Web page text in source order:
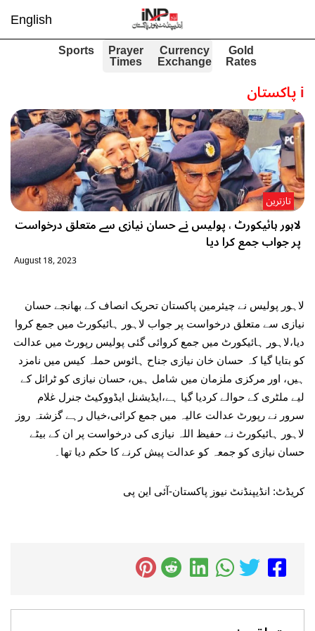
English
Gold
Rates
Currency
Exchange
Prayer
Times
Sports
iپاکستان
لاہور ہائیکورٹ ، پولیس نے حسان نیازی سے متعلق درخواست
پر جواب جمع کرا دیا
تازترین
August 18, 2023
لاہور پولیس نے چیئرمین پاکستان تحریک انصاف کے بھانجے حسان
نیازی سے متعلق درخواست پر جواب لاہور ہائیکورٹ میں جمع کروا
دیا،لاہور ہائیکورٹ میں جمع کروائی گئی پولیس رپورٹ میں عدالت
کو بتایا گیا کہ حسان خان نیازی جناح ہائوس حملہ کیس میں نامزد
ہیں، اور مرکزی ملزمان میں شامل ہیں، حسان نیازی کو ٹرائل کے
لیے ملٹری کے حوالے کردیا گیا ہے،ایڈیشنل ایڈووکیٹ جنرل غلام
سرور نے رپورٹ عدالت عالیہ میں جمع کرائی،خیال رہے گزشتہ روز
لاہور ہائیکورٹ نے حفیظ اللہ نیازی کی درخواست پر ان کے بیٹے
حسان نیازی کو جمعہ کو عدالت پیش کرنے کا حکم دیا تھا۔
کریڈٹ: انڈیپنڈنٹ نیوز پاکستان-آئی این پی